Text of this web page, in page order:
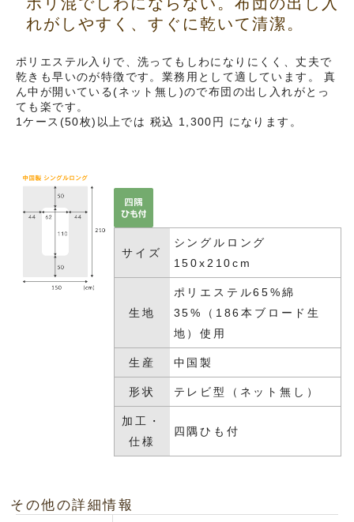
れがしやすく、すぐに乾いて清潔。
ポリエステル入りで、洗ってもしわになりにくく、丈夫で
乾きも早いのが特徴です。業務用として適しています。 真
ん中が開いている(ネット無し)ので布団の出し入れがとっ
ても楽です。
1ケース(50枚)以上では 税込 1,300円 になります。
サイズ
シングルロング
150x210cm
生地
ポリエステル65%綿
35%（186本ブロード生
地）使用
生産 中国製
形状 テレビ型（ネット無し）
加工・
仕様
四隅ひも付
その他の詳細情報